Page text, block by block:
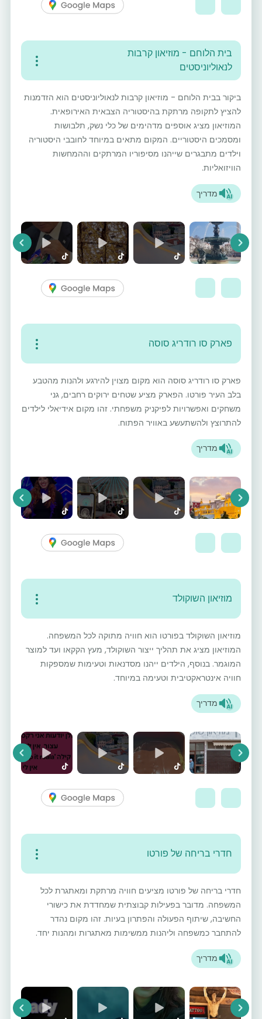
בית הלוחם - מוזיאון קרבות
לנאוליוניסטים
ביקור בבית הלוחם - מוזיאון קרבות לנאוליוניסטים הוא הזדמנות
להציץ לתקופה מרתקת בהיסטוריה הצבאית האירופאית.
המוזיאון מציג אוספים מדהימים של כלי נשק, תלבושות
ומסמכים היסטוריים. המקום מתאים במיוחד לחובבי היסטוריה
וילדים מתבגרים שייהנו מסיפוריו המרתקים וההמחשות
הוויזואליות.
מדריך
Next
פארק סו רודריג סוסה
פארק סו רודריג סוסה הוא מקום מצוין להירגע ולהנות מהטבע
בלב העיר פורטו. הפארק מציע שטחים ירוקים רחבים, גני
משחקים ואפשרויות לפיקניק משפחתי. זהו מקום אידיאלי לילדים
להתרוצץ ולהשתעשע באוויר הפתוח.
מדריך
Next
מוזיאון השוקולד
מוזיאון השוקולד בפורטו הוא חוויה מתוקה לכל המשפחה.
המוזיאון מציג את תהליך ייצור השוקולד, מעץ הקקאו ועד למוצר
המוגמר. בנוסף, הילדים ייהנו מסדנאות וטעימות שמספקות
חוויה אינטראקטיבית וטעימה במיוחד.
מדריך
Next
חדרי בריחה של פורטו
חדרי בריחה של פורטו מציעים חוויה מרתקת ומאתגרת לכל
המשפחה. מדובר בפעילות קבוצתית שמחדדת את כישורי
החשיבה, שיתוף הפעולה והפתרון בעיות. זהו מקום נהדר
להתחבר כמשפחה וליהנות ממשימות מאתגרות ומהנות יחד.
מדריך
Next